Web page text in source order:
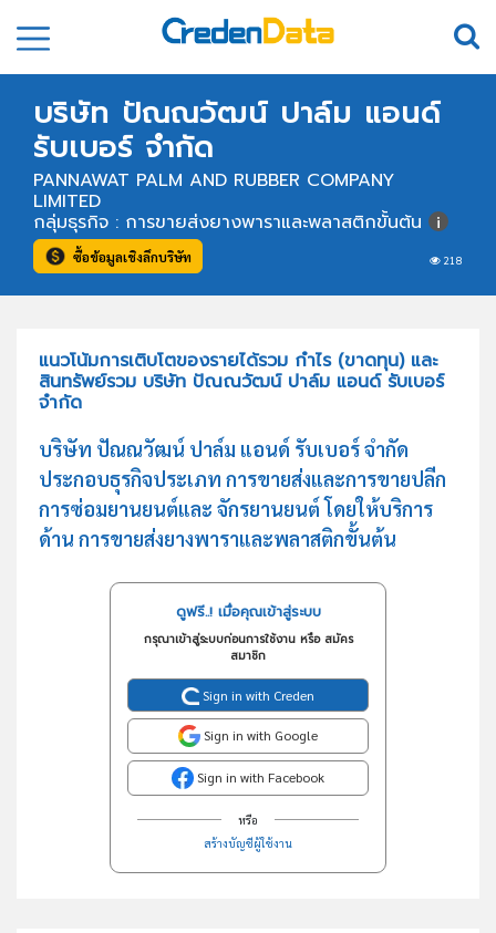
บริษัท ปัณณวัฒน์ ปาล์ม แอนด์
รับเบอร์ จำกัด
PANNAWAT PALM AND RUBBER COMPANY
LIMITED
218
กลุ่มธุรกิจ : การขายส่งยางพาราและพลาสติกขั้นต้น
ซื้อข้อมูลเชิงลึกบริษัท
แนวโน้มการเติบโตของรายได้รวม กำไร (ขาดทุน) และ
สินทรัพย์รวม บริษัท ปัณณวัฒน์ ปาล์ม แอนด์ รับเบอร์
จำกัด
บริษัท ปัณณวัฒน์ ปาล์ม แอนด์ รับเบอร์ จำกัด
ประกอบธุรกิจประเภท การขายส่งและการขายปลีก
การซ่อมยานยนต์และ จักรยานยนต์ โดยให้บริการ
ด้าน การขายส่งยางพาราและพลาสติกขั้นต้น
ดูฟรี..! เมื่อคุณเข้าสู่ระบบ
กรุณาเข้าสู่ระบบก่อนการใช้งาน หรือ สมัคร
สมาชิก
Sign in with Creden
Sign in with Google
Sign in with Facebook
หรือ
สร้างบัญชีผู้ใช้งาน